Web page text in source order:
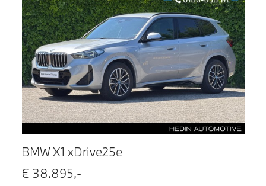
BMW X1 xDrive25e
€ 38.895,-